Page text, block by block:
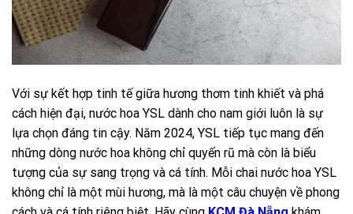
Với sự kết hợp tinh tế giữa hương thơm tinh khiết và phá
cách hiện đại, nước hoa YSL dành cho nam giới luôn là sự
lựa chọn đáng tin cậy. Năm 2024, YSL tiếp tục mang đến
những dòng nước hoa không chỉ quyến rũ mà còn là biểu
tượng của sự sang trọng và cá tính. Mỗi chai nước hoa YSL
không chỉ là một mùi hương, mà là một câu chuyện về phong